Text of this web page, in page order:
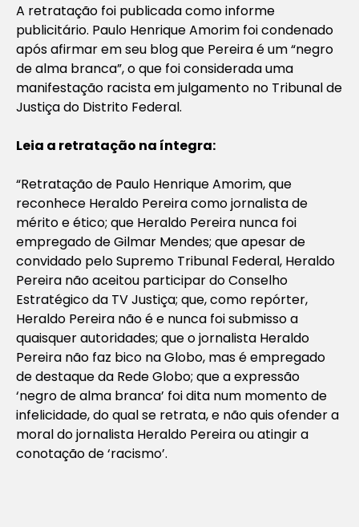
A retratação foi publicada como informe
publicitário. Paulo Henrique Amorim foi condenado
após afirmar em seu blog que Pereira é um “negro
de alma branca”, o que foi considerada uma
manifestação racista em julgamento no Tribunal de
Justiça do Distrito Federal.
Leia a retratação na íntegra:
“Retratação de Paulo Henrique Amorim, que
reconhece Heraldo Pereira como jornalista de
mérito e ético; que Heraldo Pereira nunca foi
empregado de Gilmar Mendes; que apesar de
convidado pelo Supremo Tribunal Federal, Heraldo
Pereira não aceitou participar do Conselho
Estratégico da TV Justiça; que, como repórter,
Heraldo Pereira não é e nunca foi submisso a
quaisquer autoridades; que o jornalista Heraldo
Pereira não faz bico na Globo, mas é empregado
de destaque da Rede Globo; que a expressão
‘negro de alma branca’ foi dita num momento de
infelicidade, do qual se retrata, e não quis ofender a
moral do jornalista Heraldo Pereira ou atingir a
conotação de ‘racismo’.